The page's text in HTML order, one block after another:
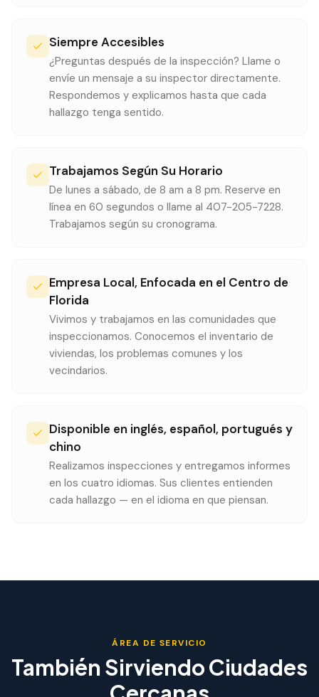
Siempre Accesibles
¿Preguntas después de la inspección? Llame o
envíe un mensaje a su inspector directamente.
Respondemos y explicamos hasta que cada
hallazgo tenga sentido.
Trabajamos Según Su Horario
De lunes a sábado, de 8 am a 8 pm. Reserve en
línea en 60 segundos o llame al 407-205-7228.
Trabajamos según su cronograma.
Empresa Local, Enfocada en el Centro de
Florida
Vivimos y trabajamos en las comunidades que
inspeccionamos. Conocemos el inventario de
viviendas, los problemas comunes y los
vecindarios.
Disponible en inglés, español, portugués y
chino
Realizamos inspecciones y entregamos informes
en los cuatro idiomas. Sus clientes entienden
cada hallazgo — en el idioma en que piensan.
ÁREA DE SERVICIO
También Sirviendo Ciudades